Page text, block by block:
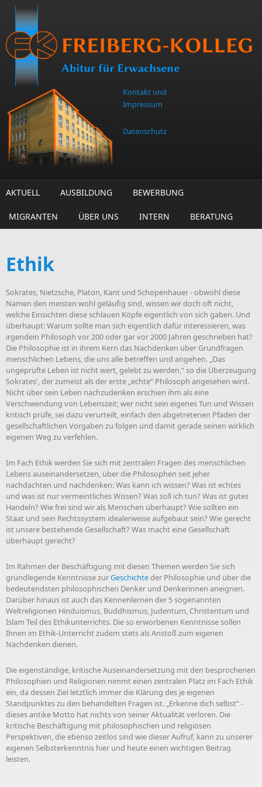
Direkt zum Inhalt
Kontakt und
Impressum
Datenschutz
AKTUELL AUSBILDUNG BEWERBUNG
MIGRANTEN ÜBER UNS INTERN BERATUNG
Ethik
Sokrates, Nietzsche, Platon, Kant und Schopenhauer - obwohl diese
Namen den meisten wohl geläufig sind, wissen wir doch oft nicht,
welche Einsichten diese schlauen Köpfe eigentlich von sich gaben. Und
überhaupt: Warum sollte man sich eigentlich dafür interessieren, was
irgendein Philosoph vor 200 oder gar vor 2000 Jahren geschrieben hat?
Die Philosophie ist in ihrem Kern das Nachdenken über Grundfragen
menschlichen Lebens, die uns alle betreffen und angehen. „Das
ungeprüfte Leben ist nicht wert, gelebt zu werden,“ so die Überzeugung
Sokrates', der zumeist als der erste „echte“ Philosoph angesehen wird.
Nicht über sein Leben nachzudenken erschien ihm als eine
Verschwendung von Lebenszeit; wer nicht sein eigenes Tun und Wissen
kritisch prüfe, sei dazu verurteilt, einfach den abgetretenen Pfaden der
gesellschaftlichen Vorgaben zu folgen und damit gerade seinen wirklich
eigenen Weg zu verfehlen.
Im Fach Ethik werden Sie sich mit zentralen Fragen des menschlichen
Lebens auseinandersetzen, über die Philosophen seit jeher
nachdachten und nachdenken: Was kann ich wissen? Was ist echtes
und was ist nur vermeintliches Wissen? Was soll ich tun? Was ist gutes
Handeln? Wie frei sind wir als Menschen überhaupt? Wie sollten ein
Staat und sein Rechtssystem idealerweise aufgebaut sein? Wie gerecht
ist unsere bestehende Gesellschaft? Was macht eine Gesellschaft
überhaupt gerecht?
Im Rahmen der Beschäftigung mit diesen Themen werden Sie sich
grundlegende Kenntnisse zurGeschichteder Philosophie und über die
bedeutendsten philosophischen Denker und Denkerinnen aneignen.
Darüber hinaus ist auch das Kennenlernen der 5 sogenannten
Weltreligionen Hinduismus, Buddhismus, Judentum, Christentum und
Islam Teil des Ethikunterrichts. Die so erworbenen Kenntnisse sollen
Ihnen im Ethik-Unterricht zudem stets als Anstoß zum eigenen
Nachdenken dienen.
Die eigenständige, kritische Auseinandersetzung mit den besprochenen
Philosophien und Religionen nimmt einen zentralen Platz im Fach Ethik
ein, da dessen Ziel letztlich immer die Klärung des je eigenen
Standpunktes zu den behandelten Fragen ist. „Erkenne dich selbst“ -
dieses antike Motto hat nichts von seiner Aktualität verloren. Die
kritische Beschäftigung mit philosophischen und religiösen
Perspektiven, die ebenso zeitlos sind wie dieser Aufruf, kann zu unserer
eigenen Selbsterkenntnis hier und heute einen wichtigen Beitrag
leisten.